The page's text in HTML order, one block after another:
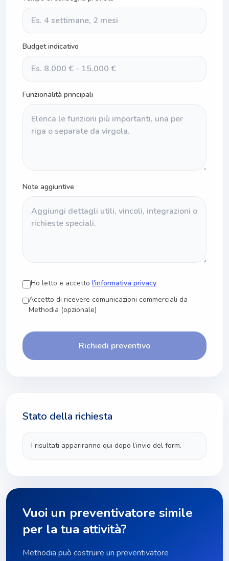
Budget indicativo
Funzionalità principali
Note aggiuntive
Ho letto e accetto l'informativa privacy
Accetto di ricevere comunicazioni commerciali da
Methodia (opzionale)
Richiedi preventivo
Stato della richiesta
I risultati appariranno qui dopo l’invio del form.
Vuoi un preventivatore simile
per la tua attività?
Methodia può costruire un preventivatore